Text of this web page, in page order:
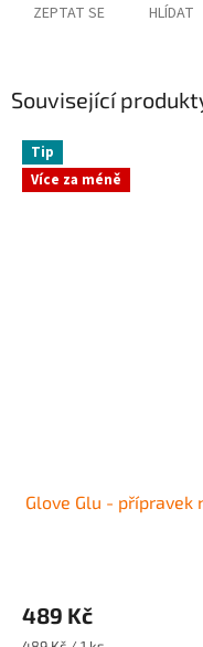
ZEPTAT SE HLÍDAT
Související
Tip
Více za méně
Glove Glu -
produktu
je
489 Kč